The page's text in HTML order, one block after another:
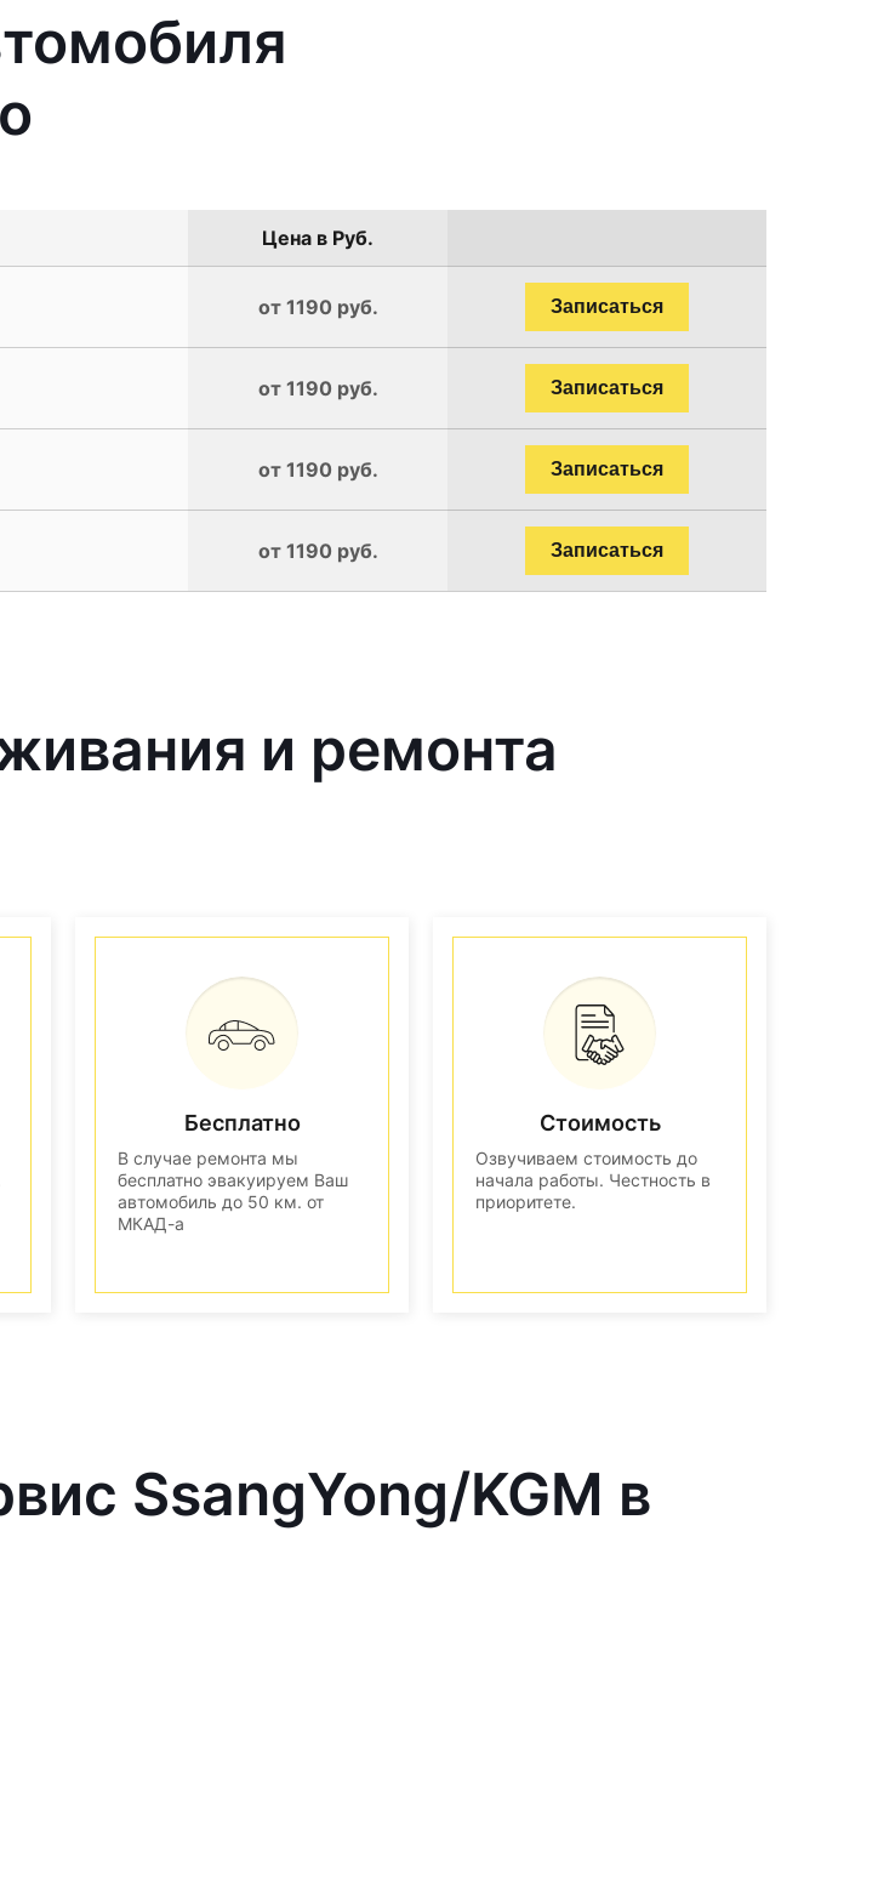
Цена в Руб.
от 1190 руб. Записаться
от 1190 руб. Записаться
от 1190 руб. Записаться
от 1190 руб. Записаться
и ремонта
Бесплатно
В случае ремонта мы
бесплатно эвакуируем Ваш
автомобиль до 50 км. от
МКАД-а
Стоимость
Озвучиваем стоимость до
начала работы. Честность в
приоритете.
SsangYong/KGM в